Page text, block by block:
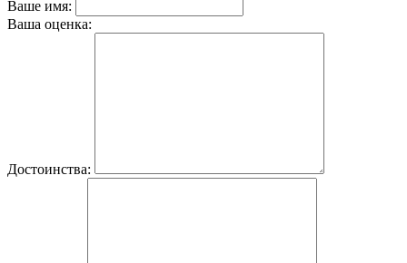
Ваше имя:
Ваша оценка:
Достоинства: